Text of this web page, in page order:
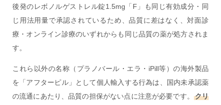
後発のレボノルゲストレル錠1.5mg「F」も同じ有効成分・同
じ用法用量で承認されているため、品質に差はなく、対面診
療・オンライン診療のいずれからも同じ品質の薬が処方されま
す。
これら以外の名称（プラノバール・エラ・iPill等）の海外製品
を「アフターピル」として個人輸入する行為は、国内未承認薬
の流通にあたり、品質の担保がない点に注意が必要です。
クリ